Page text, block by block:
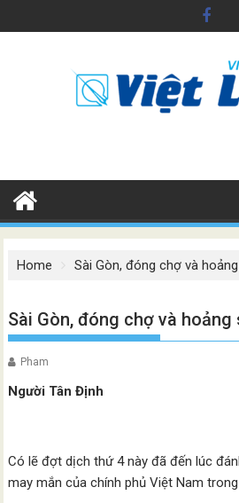
to
Home Sài Gòn, đóng chợ và
Sài Gòn, đóng chợ và hoảng
Pham
Người Tân Định
Có lẽ đợt dịch thứ 4 này đã đến lúc
may mắn của chính phủ Việt Nam